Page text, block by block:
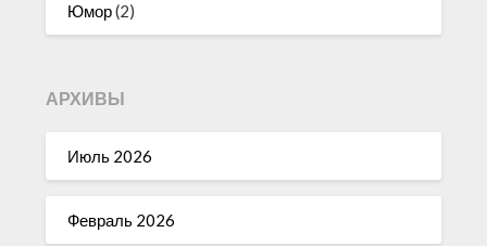
Юмор(2)
АРХИВЫ
Июль 2026
Февраль 2026